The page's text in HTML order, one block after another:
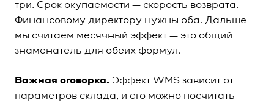
три. Срок окупаемости — скорость возврата.
Финансовому директору нужны оба. Дальше
мы считаем месячный эффект — это общий
знаменатель для обеих формул.
Важная оговорка. Эффект WMS зависит от
параметров склада, и его можно посчитать